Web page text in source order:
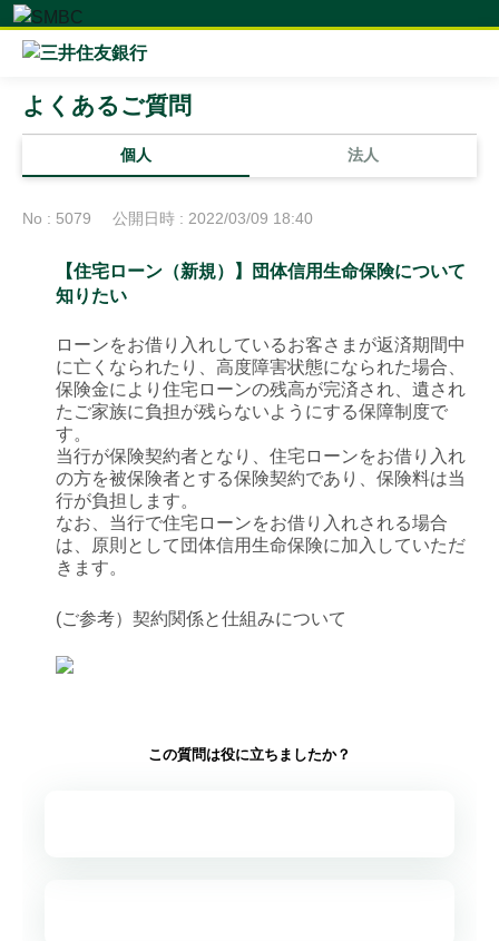
個人 法人
よくあるご質問
No : 5079 公開日時 : 2022/03/09 18:40
【住宅ローン（新規）】団体信用生命保険について
知りたい
ローンをお借り入れしているお客さまが返済期間中
に亡くなられたり、高度障害状態になられた場合、
保険金により住宅ローンの残高が完済され、遺され
たご家族に負担が残らないようにする保障制度で
す。
当行が保険契約者となり、住宅ローンをお借り入れ
の方を被保険者とする保険契約であり、保険料は当
行が負担します。
なお、当行で住宅ローンをお借り入れされる場合
は、原則として団体信用生命保険に加入していただ
きます。
(ご参考）契約関係と仕組みについて
この質問は役に立ちましたか？